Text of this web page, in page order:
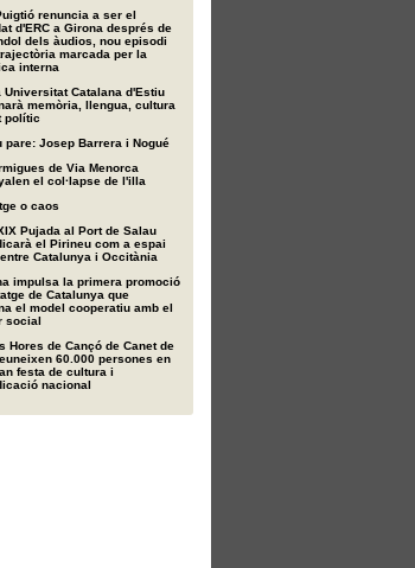
renuncia a ser el
d'ERC a Girona després de
dels àudios, nou episodi
marcada per la
interna
Universitat Catalana d'Estiu
memòria, llengua, cultura
polític
pare: Josep Barrera i Nogué
de Via Menorca
el col·lapse de l'illa
o caos
Pujada al Port de Salau
el Pirineu com a espai
Catalunya i Occitània
impulsa la primera promoció
de Catalunya que
el model cooperatiu amb el
social
Hores de Cançó de Canet de
60.000 persones en
festa de cultura i
nacional